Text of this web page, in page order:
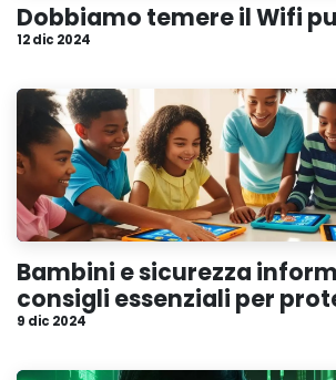
Dobbiamo temere il Wifi
12 dic 2024
Bambini e sicurezza
consigli essenziali per
9 dic 2024